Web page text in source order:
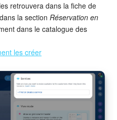
retrouvera dans la fiche de
la section Réservation en
dans le catalogue des
les créer